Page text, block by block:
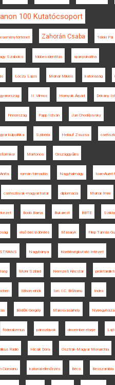
100 Kutatócsoport
eseménytörténet Zahorán Csaba Teleki Pál
Szabolcs többes identitás spanyolnátha
Lóczy Lajos Molnár Miklós katonaság
II. Vilmos Hornyák Árpád Dékány
Finnország Papp István Jan Chodějovský
külpolitika Szibéria Heilauf Zsuzsa
Martonos Országgyűlés
román támadás Nagyhalmágy Ioan-Aurel
csehszlovák-magyar határ diplomácia Molnár Imre
Bodó Barna Bukarest BBTE
első bécsi döntés Masaryk Filep Tamás
Nagybánya Kisebbségkutató Intézet
Mohr Szilárd Nemzeti Kincstár
Wilson elnök Ion. I.C. Brătianu Index
Bödők Gergely Marosvásárhely Nyíregyháza
föderalizmus pánszlávok december elseje
Rádió Hicsik Dóra Osztrák-Magyar Monarchia
Cioroianu katonai ellenőrzés Bécs Besszarábia